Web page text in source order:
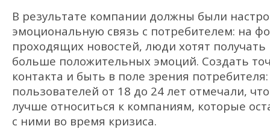
В результате компании должны были
эмоциональную связь с потребителем: на
проходящих новостей, люди хотят получать
больше положительных эмоций. Создать
контакта и быть в поле зрения потребителя:
пользователей от 18 до 24 лет отмечали,
лучше относиться к компаниям, которые
с ними во время кризиса.